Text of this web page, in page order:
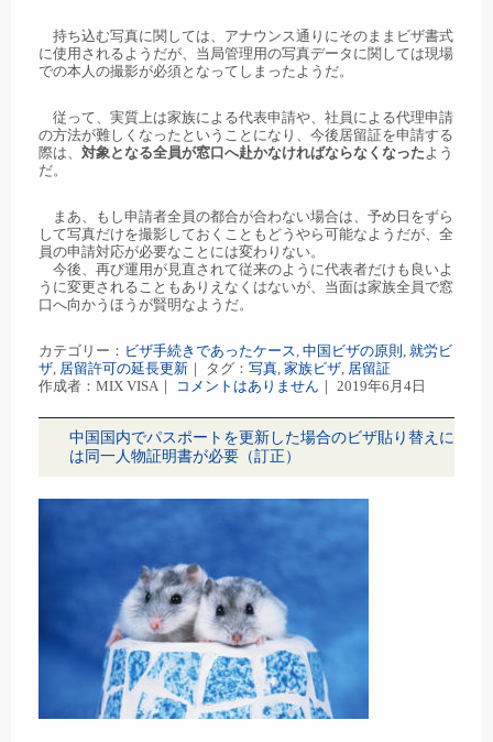
持ち込む写真に関しては、アナウンス通りにそのままビザ書式
に使用されるようだが、当局管理用の写真データに関しては現場
での本人の撮影が必須となってしまったようだ。
従って、実質上は家族による代表申請や、社員による代理申請
の方法が難しくなったということになり、今後居留証を申請する
際は、 対象となる全員が窓口へ赴かなければならなくなったよう
だ。
まあ、もし申請者全員の都合が合わない場合は、予め日をずら
して写真だけを撮影しておくこともどうやら可能なようだが、全
員の申請対応が必要なことには変わりない。
今後、再び運用が見直されて従来のように代表者だけも良いよ
うに変更されることもありえなくはないが、当面は家族全員で窓
口へ向かうほうが賢明なようだ。
カテゴリー： ビザ手続きであったケース, 中国ビザの原則 , 就労ビ
ザ, 居留許可の延長更新 ｜ タグ： 写真, 家族ビザ, 居留証
作成者：MIX VISA｜
コメントはありません ｜ 2019年6月4日
中国国内でパスポートを更新した場合のビザ貼り替えに
は同一人物証明書が必要（訂正）